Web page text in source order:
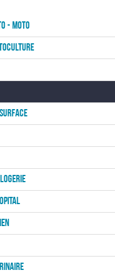
IMMERGEABLE DELTA TE
80
PAR ASPERSION
MECA ES HP
- Moto